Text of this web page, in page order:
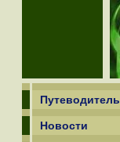
Путеводитель
Новости